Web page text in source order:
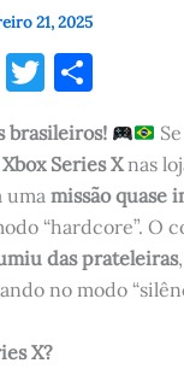
21, 2025
h
T
w
it
te
r
S
ar
e
brasileiros!
Xbox Series Xnas
uma missão quase
“hardcore”. O
das prateleiras
no modo
X?